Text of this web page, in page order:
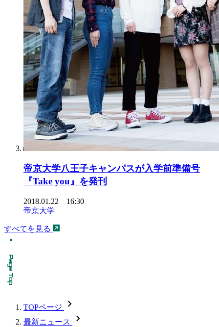
帝京大学八王子キャンパスが入学前準備号
『Take you』を発刊
2018.01.22 16:30
帝京大学
すべてを見る
TOPページ chevron_forward
最新ニュース chevron_forward